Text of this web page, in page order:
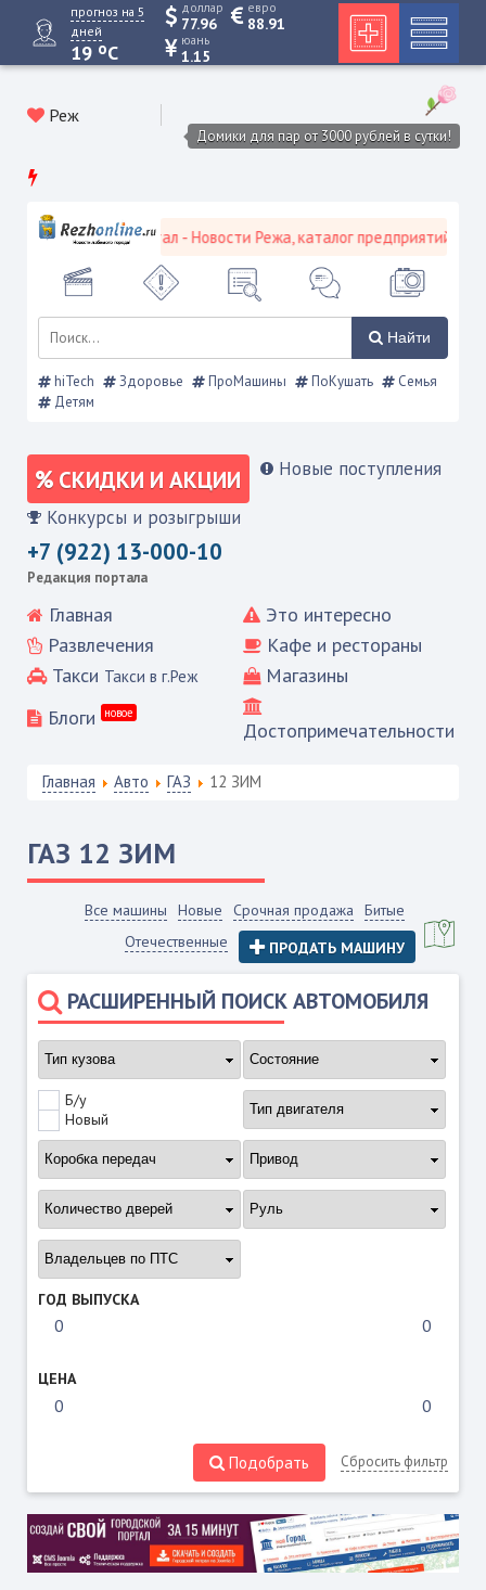
прогноз на 5
дней
19 oC
доллар
77.96
евро
88.91
юань
1.15
Реж
Домики для пар от 3000 рублей в сутки!
городской портал - Новости Режа, каталог предприятий,
Найти
hiTech Здоровье ПроМашины ПоКушать
Семья
Детям
СКИДКИ И АКЦИИ Новые поступления
Конкурсы и розыгрыши
+7 (922) 13-000-10
Редакция портала
Главная
Это интересно
Развлечения
Кафе и рестораны
Такси Такси в г.Реж
Магазины
Блоги
новое
Достопримечательности
Главная Авто ГАЗ 12 ЗИМ
ГАЗ 12 ЗИМ
Все машины Новые Срочная продажа
Битые
Отечественные
ПРОДАТЬ МАШИНУ
РАСШИРЕННЫЙ ПОИСК АВТОМОБИЛЯ
Б/у
Новый
ГОД ВЫПУСКА
ЦЕНА
Подобрать Сбросить фильтр